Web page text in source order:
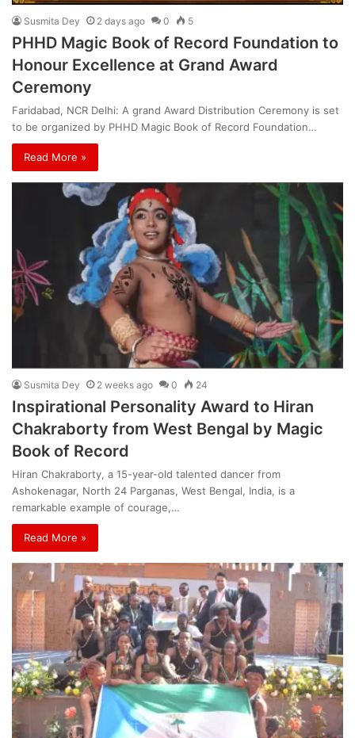
Susmita Dey 2 days ago 0 5
PHHD Magic Book of Record Foundation to
Honour Excellence at Grand Award
Ceremony
Faridabad, NCR Delhi: A grand Award Distribution Ceremony is set
to be organized by PHHD Magic Book of Record Foundation…
Read More »
Susmita Dey 2 weeks ago 0 24
Inspirational Personality Award to Hiran
Chakraborty from West Bengal by Magic
Book of Record
Hiran Chakraborty, a 15-year-old talented dancer from
Ashokenagar, North 24 Parganas, West Bengal, India, is a
remarkable example of courage,…
Read More »